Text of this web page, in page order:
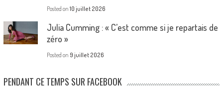
Posted on 10 juillet 2026
Julia Cumming : « C’est comme si je repartais de
zéro »
Posted on 9 juillet 2026
PENDANT CE TEMPS SUR FACEBOOK